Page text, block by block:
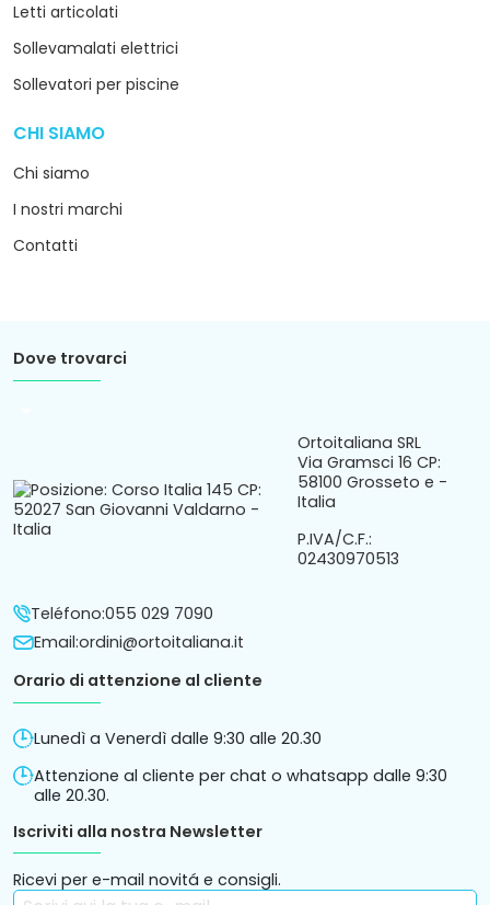
Letti articolati
Sollevamalati elettrici
Sollevatori per piscine
CHI SIAMO
Chi siamo
I nostri marchi
Contatti
Dove trovarci
Ortoitaliana SRL
Via Gramsci 16 CP:
58100 Grosseto e -
Italia
P.IVA/C.F.:
02430970513
Teléfono:055 029 7090
Email:ordini@ortoitaliana.it
Orario di attenzione al cliente
Lunedì a Venerdì dalle 9:30 alle 20.30
Attenzione al cliente per chat o whatsapp dalle 9:30
alle 20.30.
Iscriviti alla nostra Newsletter
Ricevi per e-mail novitá e consigli.